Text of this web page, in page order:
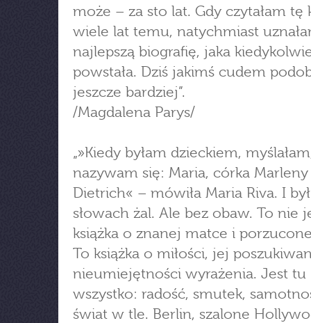
może – za sto lat. Gdy czytałam tę
wiele lat temu, natychmiast
najlepszą biografię, jaka
powstała. Dziś jakimś cudem
jeszcze bardziej”.
/Magdalena Parys/
„»Kiedy byłam dzieckiem,
nazywam się: Maria, córka Marleny
Dietrich« – mówiła Maria Riva. I
słowach żal. Ale bez obaw. To nie
książka o znanej matce i
To książka o miłości, jej
nieumiejętności wyrażenia. Jest tu
wszystko: radość, smutek,
świat w tle. Berlin, szalone